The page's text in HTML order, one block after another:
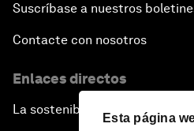
Esta página
Suscríbase a nuestros
Contacte con nosotros
Enlaces directos
La sostenibilidad en el Foro